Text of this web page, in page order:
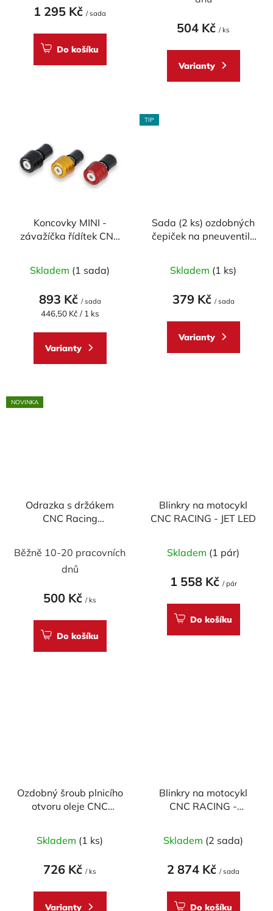
1 295 Kč / sada
Do košíku
504 Kč / ks
Varianty
Koncovky MINI -
závažíčka řídítek CNC
Skladem (1 sada)
893 Kč / sada
Měrná
446,50 Kč / 1 ks
Varianty
TIP
Sada (2 ks) ozdobných
čepiček na pneuventily
hodnocení
produktu
5,0
z
Skladem (1 ks)
379 Kč / sada
Varianty
NOVINKA
Odrazka s držákem
CNC Racing
Běžně 10-20 pracovních
dnů
500 Kč / ks
Do košíku
Blinkry na motocykl
CNC RACING - JET LED
Skladem (1 pár)
1 558 Kč / pár
Do košíku
Ozdobný šroub plnicího
otvoru oleje CNC
hodnocení
produktu
5,0
Skladem (1 ks)
726 Kč / ks
Varianty
Blinkry na motocykl
CNC RACING -
Skladem (2 sada)
2 874 Kč / sada
Do košíku